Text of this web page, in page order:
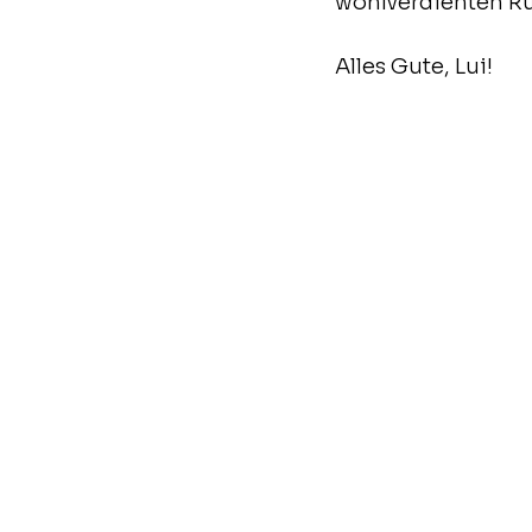
Alles Gute, Lui!